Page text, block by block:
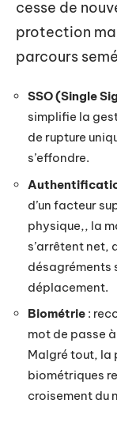
cesse de
protection
parcours
SSO (Single
simplifie la
de rupture
s’effondre.
d’un facteur
physique,, la
s’arrêtent net,
désagréments
déplacement.
Biométrie :
mot de passe
Malgré tout, la
biométriques
croisement du